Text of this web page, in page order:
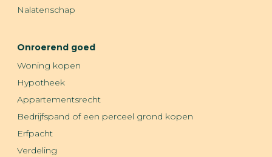
Nalatenschap
Onroerend goed
Woning kopen
Hypotheek
Appartementsrecht
Bedrijfspand of een perceel grond kopen
Erfpacht
Verdeling